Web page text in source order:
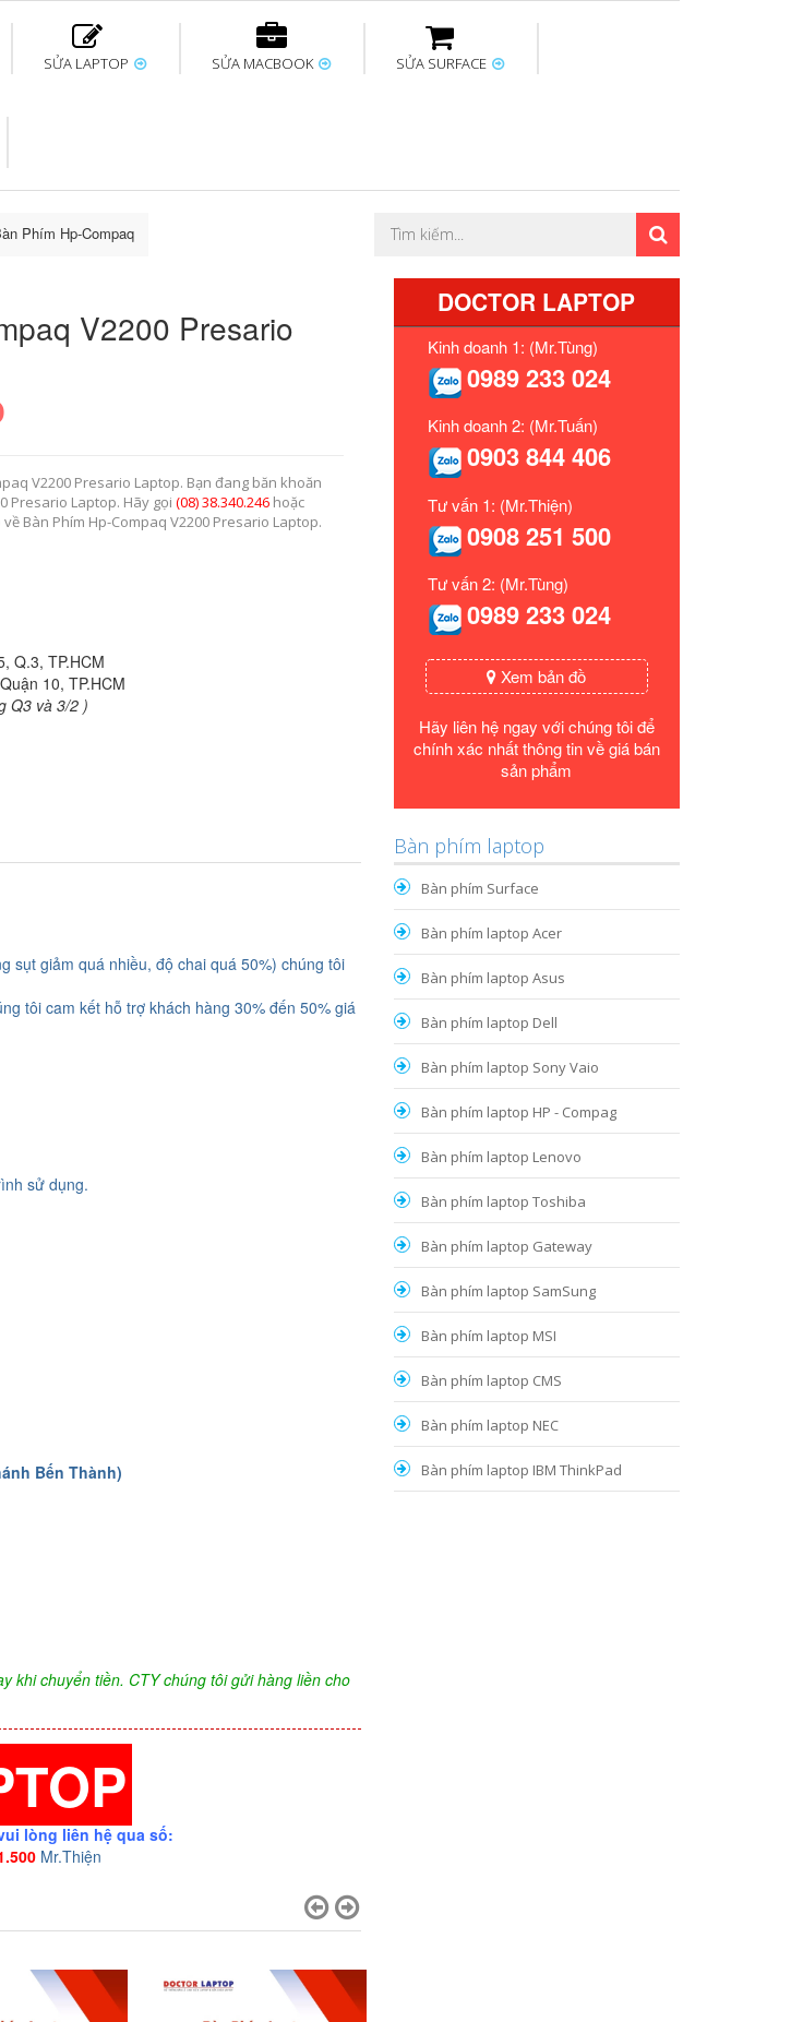
SỬA LAPTOP
màn hình Thay Pin Laptop
SỬA MACBOOK
Macbook Thay màn hình Thay bàn phím
SỬA SURFACE
Sửa Surface không Thay sạc Surface Sửa Mainboard
Phím Hp-Compaq V2200 Presario Laptop
V2200 Presario
V2200 Presario Laptop. Bạn đang băn khoăn
Presario Laptop. Hãy gọi(08) 38.340.246 hoặc
Bàn Phím Hp-Compaq V2200 Presario Laptop.
Q.3, TP.HCM
10, TP.HCM
Q3 và 3/2 )
sụt giảm quá nhiều, độ chai quá 50%) chúng tôi
tôi cam kết hỗ trợ khách hàng 30% đến 50% giá
sử dụng.
Bến Thành)
khi chuyển tiền. CTY chúng tôi gửi hàng liền cho
lòng liên hệ qua số:
Mr.Thiện
DOCTOR LAPTOP
Kinh doanh 1: (Mr.Tùng)
0989 233 024
Kinh doanh 2: (Mr.Tuấn)
0903 844 406
Tư vấn 1: (Mr.Thiện)
0908 251 500
Tư vấn 2: (Mr.Tùng)
0989 233 024
Xem bản đồ
Hãy liên hệ ngay với chúng tôi để
chính xác nhất thông tin về giá bán
sản phẩm
Bàn phím laptop
Bàn phím Surface
Bàn phím laptop Acer
Bàn phím laptop Asus
Bàn phím laptop Dell
Bàn phím laptop Sony Vaio
Bàn phím laptop HP - Compag
Bàn phím laptop Lenovo
Bàn phím laptop Toshiba
Bàn phím laptop Gateway
Bàn phím laptop SamSung
Bàn phím laptop MSI
Bàn phím laptop CMS
Bàn phím laptop NEC
Bàn phím laptop IBM ThinkPad